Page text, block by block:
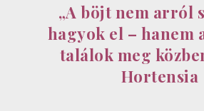
„A böjt nem arról
hagyok el – hanem
találok meg
Hortensia